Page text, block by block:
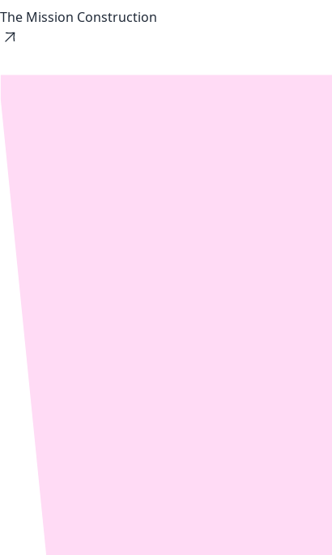
The Mission Construction